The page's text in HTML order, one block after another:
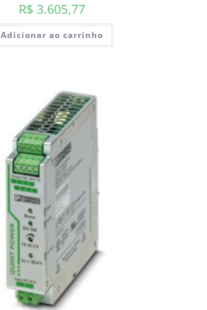
R$ 3.605,77
Adicionar ao carrinho